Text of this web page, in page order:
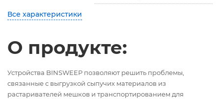
Все характеристики
О продукте:
Устройства BINSWEEP позволяют решить проблемы,
связанные с выгрузкой сыпучих материалов из
растаривателей мешков и транспортированием для